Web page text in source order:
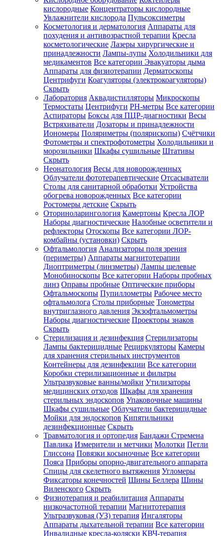
Зарегистрироваться
Зачем
регистрироваться?
Все
покупки
одном
месте
Личный
менеджер
Отслеживание
статуса
заказа
кислородные Концентраторы кислородные
Увлажнители кислорода Пульсоксиметры
Косметология и дерматология Аппараты для
похудения и антивозрастной терапии Кресла
косметологические Лазеры хирургические и
принадлежности Лампы-лупы Холодильники для
медикаментов Все категории Эвакуаторы дыма
Аппараты для физиотерапии Дерматоскопы
Центрифуги Коагуляторы (электрокоагуляторы)
Скрыть
Лаборатория Аквадистилляторы Микроскопы
Термостаты Центрифуги PH-метры Все категории
Аспираторы Боксы для ПЦР-диагностики Весы
Встряхиватели Дозаторы и принадлежности
Иономеры Поляриметры (полярископы) Счётчики
Фотометры и спектрофотометры Холодильники и
морозильники Шкафы сушильные Штативы
Скрыть
Неонатология Весы для новорожденных
Облучатели фототерапевтические Отсасыватели
Столы для санитарной обработки Устройства
обогрева новорожденных Все категории
Ростомеры детские Скрыть
Оториноларингология Камертоны Кресла ЛОР
Наборы диагностические Налобные осветители и
рефлекторы Отоскопы Все категории ЛОР-
комбайны (установки) Скрыть
Офтальмология Анализаторы поля зрения
(периметры) Аппараты магнитотерапии
Диоптриметры (линзметры) Лампы щелевые
Монобиноскопы Все категории Наборы пробных
линз Оправы пробные Оптические приборы
Офтальмоскопы Пупиллометры Рабочее место
офтальмолога Столы приборные Тонометры
внутриглазного давления Экзофтальмометры
Наборы диагностические Проекторы знаков
Скрыть
Стерилизация и дезинфекция Стерилизаторы
Лампы бактерицидные Рециркуляторы Камеры
для хранения стерильных инструментов
Контейнеры для дезинфекции Все категории
Коробки стерилизационные и фильтры
Ультразвуковые ванны/мойки Утилизаторы
медицинских отходов Шкафы для хранения
стерильных эндоскопов Упаковочные машины
Шкафы сушильные Облучатели бактерицидные
Мойки для эндоскопов Кипятильники
дезинфекционные Скрыть
Травматология и ортопедия Бандажи Стремена
Павлика Измерители и метчики Молотки Петли
Глиссона Повязки косыночные Все категории
Пояса Приборы опорно-двигательного аппарата
Спицы для скелетного вытяжения Угломеры
Фиксаторы конечностей Шины Беллера Шины
Виленского Скрыть
Физиотерапия и реабилитация Аппараты
низкочастотной терапии Магнитотерапия
Ультразвуковая (УЗ) терапия Ингаляторы
Аппараты дыхательной терапии Все категории
Инвалидные кресла-коляски КВЧ-терапия